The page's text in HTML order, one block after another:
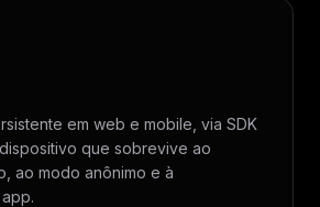
em web e mobile, via SDK
que sobrevive ao
ao modo anônimo e à